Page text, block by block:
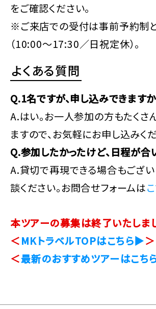
をご確認ください。
※ご来店での受付は事前予約制
（10:00～17:30／日祝定休）。
よくある質問
Q.1名ですが、申し込みできますか
A.はい。お一人参加の方もたくさ
ますので、お気軽にお申し込みくだ
Q.参加したかったけど、日程が合
A.貸切で再現できる場合もござ
談ください。お問合せフォームは
本ツアーの募集は終了いたしま
＜MKトラベルTOPはこちら▶＞
＜最新のおすすめツアーはこち